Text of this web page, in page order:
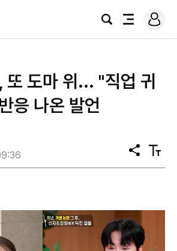
검
전
로
그
도마 위... "직업 귀
응 나온 발언
공
유
텍
스